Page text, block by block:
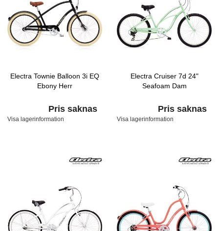
Electra Townie Balloon 3i EQ
Ebony Herr
Pris saknas
Visa lagerinformation
Electra Cruiser 7d 24"
Seafoam Dam
Pris saknas
Visa lagerinformation